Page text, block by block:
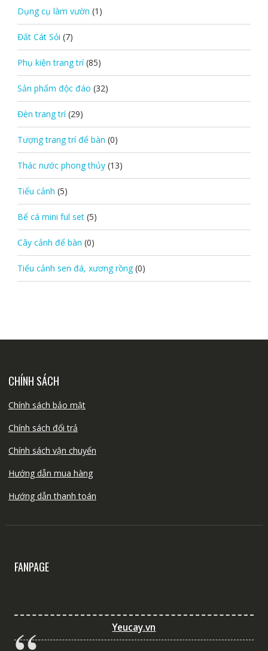
Dụng cụ làm vườn (1)
Đất Cát Sỏi (7)
Phụ kiện trang trí (85)
Sản phẩm độc đáo (32)
Đèn trang trí (29)
Tượng trang trí để bàn (0)
Thác nước phong thủy (13)
Tiểu cảnh (5)
Bể cá mini ful set (5)
Cây cảnh để bàn (0)
Tiểu cảnh sen đá, xương rồng (0)
CHÍNH SÁCH
Chính sách bảo mật
Chính sách đổi trả
Chính sách vận chuyển
Hướng dẫn mua hàng
Hướng dẫn thanh toán
FANPAGE
Yeucay.vn